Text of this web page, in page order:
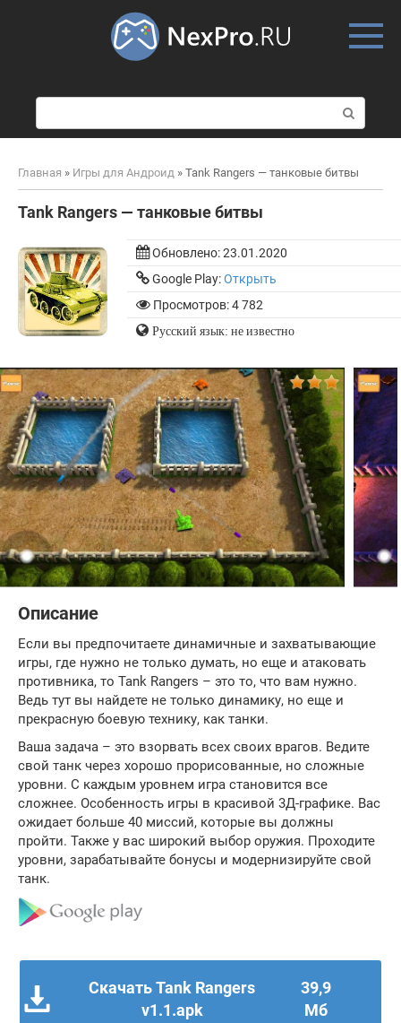
о
и
к
Главная » Игры для Андроид » Tank Rangers — танковые битвы
Tank Rangers — танковые битвы
Обновлено:23.01.2020
Google Play:Открыть
Просмотров: 4 782
Русский язык: не известно
Описание
Если вы предпочитаете динамичные и захватывающие
игры, где нужно не только думать, но еще и атаковать
противника, то Tank Rangers – это то, что вам нужно.
Ведь тут вы найдете не только динамику, но еще и
прекрасную боевую технику, как танки.
Ваша задача – это взорвать всех своих врагов. Ведите
свой танк через хорошо прорисованные, но сложные
уровни. С каждым уровнем игра становится все
сложнее. Особенность игры в красивой 3Д-графике. Вас
ожидает больше 40 миссий, которые вы должны
пройти. Также у вас широкий выбор оружия. Проходите
уровни, зарабатывайте бонусы и модернизируйте свой
танк.
Скачать Tank Rangers
v1.1.apk
39,9
Мб